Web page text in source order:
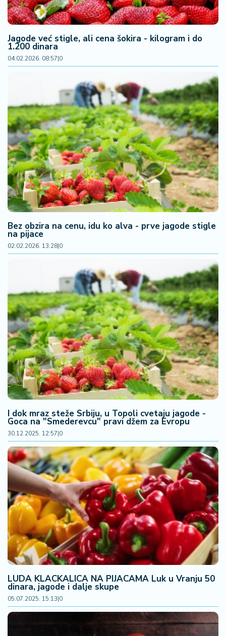
Jagode već stigle, ali cena šokira - kilogram i do
1.200 dinara
04.02.2026. 08:57|0
Bez obzira na cenu, idu ko alva - prve jagode stigle
na pijace
02.02.2026. 13:28|0
I dok mraz steže Srbiju, u Topoli cvetaju jagode -
Goca na "Smederevcu" pravi džem za Evropu
30.12.2025. 12:57|0
LUDA KLACKALICA NA PIJACAMA Luk u Vranju 50
dinara, jagode i dalje skupe
05.07.2025. 15:13|0